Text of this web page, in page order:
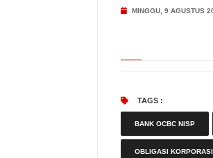
MINGGU, 9 AGUSTUS
TAGS :
BANK OCBC NISP
OBLIGASI KORPORASI